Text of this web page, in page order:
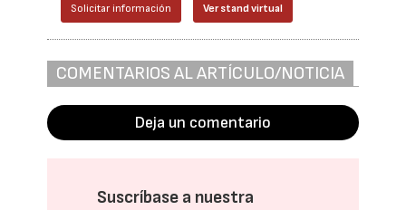
Solicitar información Ver stand virtual
COMENTARIOS AL ARTÍCULO/NOTICIA
Deja un comentario
Suscríbase a nuestra